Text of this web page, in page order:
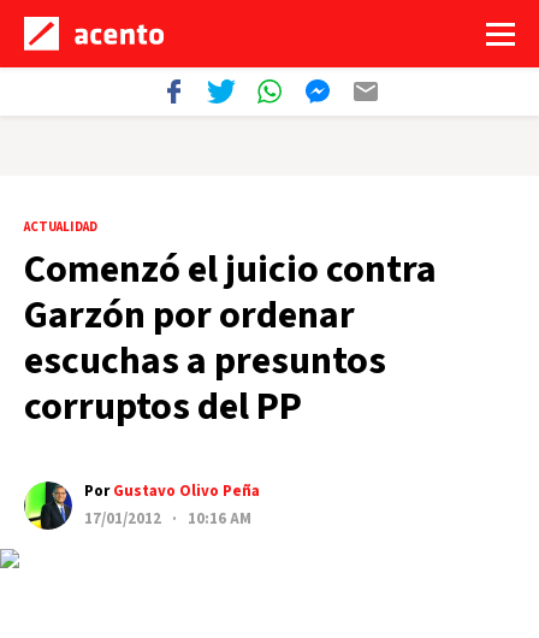
ACTUALIDAD
Comenzó el juicio contra
Garzón por ordenar
escuchas a presuntos
corruptos del PP
PorGustavo Olivo Peña
17/01/2012 · 10:16 AM